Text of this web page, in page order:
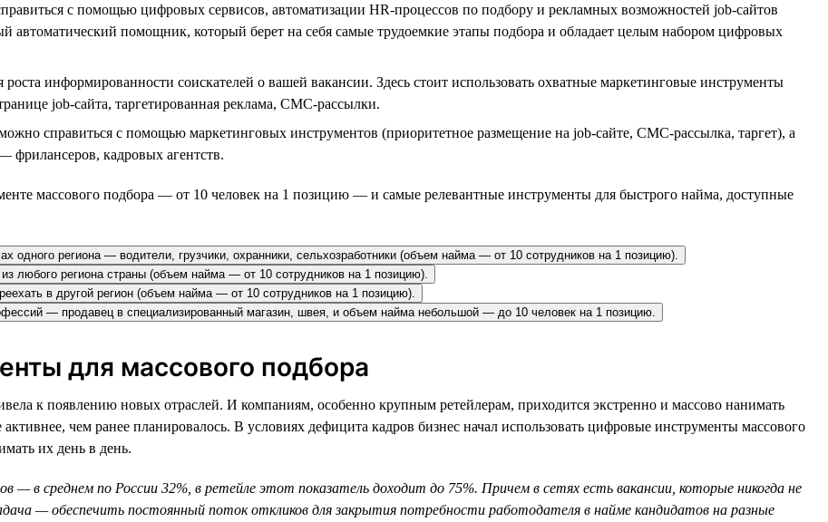
с помощью цифровых сервисов, автоматизации HR-процессов по подбору и рекламных возможностей job-сайтов
помощник, который берет на себя самые трудоемкие этапы подбора и обладает целым набором цифровых
информированности соискателей о вашей вакансии. Здесь стоит использовать охватные маркетинговые инструменты
job-сайта, таргетированная реклама, СМС-рассылки.
справиться с помощью маркетинговых инструментов (приоритетное размещение на job-сайте, СМС-рассылка, таргет), а
фрилансеров, кадровых агентств.
массового подбора — от 10 человек на 1 позицию — и самые релевантные инструменты для быстрого найма, доступные
одного региона — водители, грузчики, охранники, сельхозработники (объем найма — от 10 сотрудников на 1 позицию).
любого региона страны (объем найма — от 10 сотрудников на 1 позицию).
в другой регион (объем найма — от 10 сотрудников на 1 позицию).
— продавец в специализированный магазин, швея, и объем найма небольшой — до 10 человек на 1 позицию.
для массового подбора
к появлению новых отраслей. И компаниям, особенно крупным ретейлерам, приходится экстренно и массово нанимать
чем ранее планировалось. В условиях дефицита кадров бизнес начал использовать цифровые инструменты массового
их день в день.
— в среднем по России 32%, в ретейле этот показатель доходит до 75%. Причем в сетях есть вакансии, которые никогда не
— обеспечить постоянный поток откликов для закрытия потребности работодателя в найме кандидатов на разные